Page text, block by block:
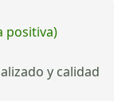
positiva)
y calidad